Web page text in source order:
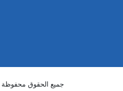
جميع الحقوق محفوظة ©